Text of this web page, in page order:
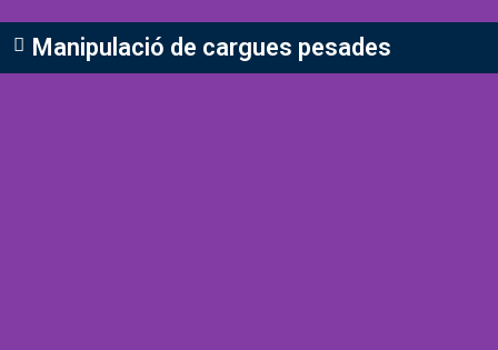
Manipulació de cargues pesades